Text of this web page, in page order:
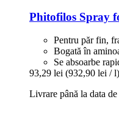
Phitofilos Spray
Pentru păr fin,
Bogată în
Se absoarbe
93,29 lei (932,90 lei / l)
Livrare până la data